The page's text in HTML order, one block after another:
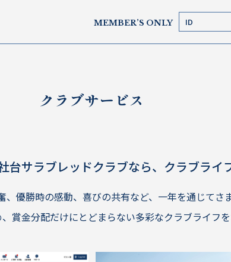
MEMBER’S ONLY
クラブサービス
台サラブレッドクラブなら、クラブライ
優勝時の感動、喜びの共有など、一年を通じてさ
賞金分配だけにとどまらない多彩なクラブライフを